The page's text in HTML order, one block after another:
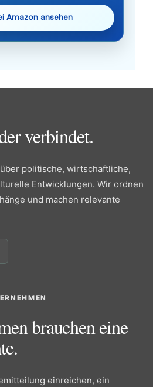
Amazon ansehen
verbindet.
politische, wirtschaftliche,
Entwicklungen. Wir ordnen
und machen relevante
brauchen eine
einreichen, ein